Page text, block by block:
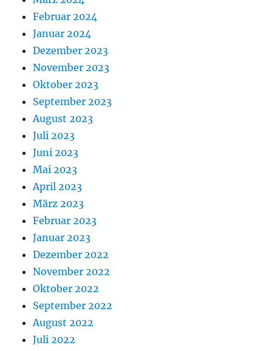
Februar 2024
Januar 2024
Dezember 2023
November 2023
Oktober 2023
September 2023
August 2023
Juli 2023
Juni 2023
Mai 2023
April 2023
März 2023
Februar 2023
Januar 2023
Dezember 2022
November 2022
Oktober 2022
September 2022
August 2022
Juli 2022